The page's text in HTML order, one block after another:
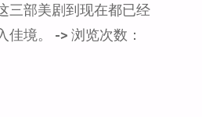
三部美剧到现在都已经
境。 -> 浏览次数：